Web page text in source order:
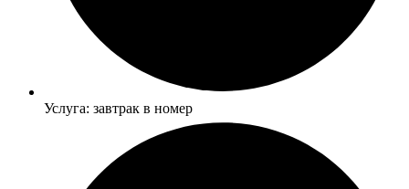
Услуга: завтрак в номер